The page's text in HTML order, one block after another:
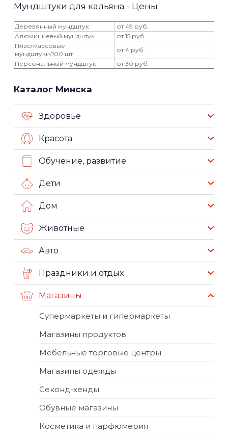
Мундштуки для кальяна - Цены
Деревянный мундштук
от 49 руб.
Алюминиевый мундштук
от 15 руб.
Пластмассовые
мундштуки/100 шт
от 4 руб.
Персональный мундштук
от 30 руб.
Каталог Минска
Здоровье
Красота
Обучение, развитие
Дети
Дом
Животные
Авто
Праздники и отдых
Магазины
Супермаркеты и гипермаркеты
Магазины продуктов
Мебельные торговые центры
Магазины одежды
Секонд-хенды
Обувные магазины
Косметика и парфюмерия